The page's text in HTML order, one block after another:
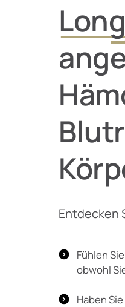
Entdecken
Fühlen
obwohl
Haben